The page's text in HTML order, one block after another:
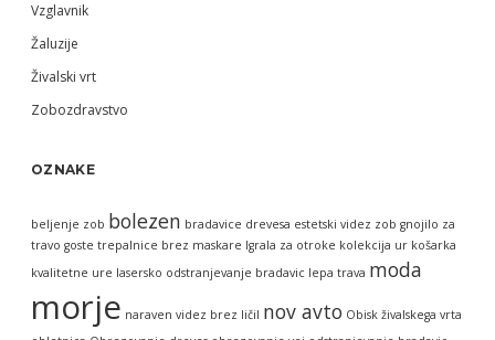
Vzglavnik
Žaluzije
Živalski vrt
Zobozdravstvo
OZNAKE
beljenje zob bolezen bradavice drevesa estetski videz zob gnojilo za
travo goste trepalnice brez maskare Igrala za otroke kolekcija ur košarka
kvalitetne ure lasersko odstranjevanje bradavic lepa trava moda
morje naraven videz brez ličil nov avto Obisk živalskega vrta